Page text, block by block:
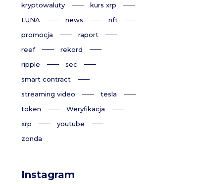
kryptowaluty
kurs xrp
LUNA
news
nft
promocja
raport
reef
rekord
ripple
sec
smart contract
streaming video
tesla
token
Weryfikacja
xrp
youtube
zonda
Instagram